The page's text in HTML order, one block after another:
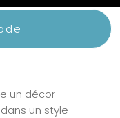
un décor
un style